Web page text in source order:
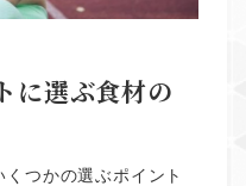
に選ぶ食材の
つかの選ぶポイント